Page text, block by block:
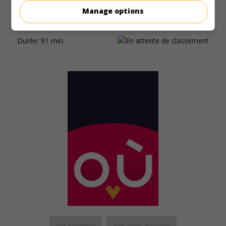
question à cause de l'amour que porte une jeune femme à
l'un d'eux.
Durée: 91 min.
Manage options